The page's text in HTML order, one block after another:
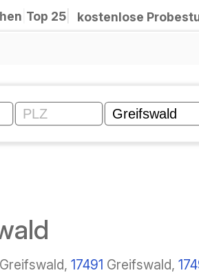
Top 25 kostenlose
Greifswald, 17491 Greifswald,